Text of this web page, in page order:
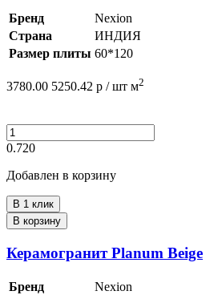
Бренд
Nexion
Страна
ИНДИЯ
Размер плиты 60*120
3780.00 5250.42 р / шт м2
0.720
Добавлен в корзину
В 1 клик
В корзину
Керамогранит Planum Beige
Бренд Nexion